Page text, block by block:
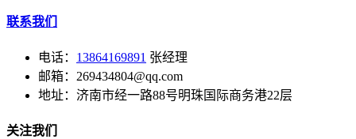
联系我们
电话： 13864169891 张经理
邮箱：269434804@qq.com
地址：济南市经一路88号明珠国际商务港22层
关注我们